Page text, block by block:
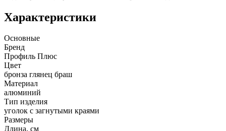
Характеристики
Основные
Бренд
Профиль Плюс
Цвет
бронза глянец браш
Материал
алюминий
Тип изделия
уголок с загнутыми краями
Размеры
Длина, см